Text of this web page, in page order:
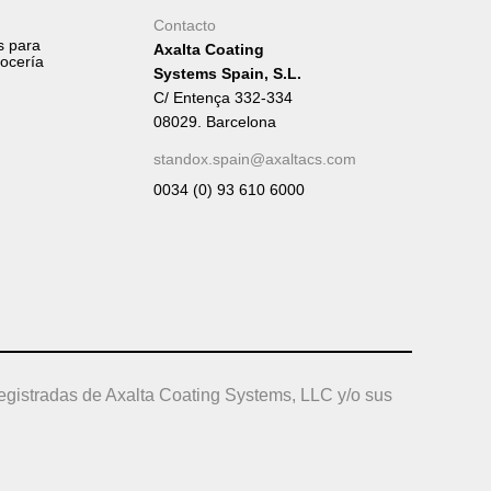
para
Contacto
Axalta Coating
Systems Spain, S.L.
C/ Entença 332-334
08029. Barcelona
standox.spain@axaltacs.com
0034 (0) 93 610 6000
de Axalta Coating Systems, LLC y/o sus